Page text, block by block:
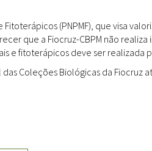
Educação & Arte
Sites
(PNPMF), que visa
que a Fiocruz-CBPM não
e fitoterápicos deve ser realizada
Coleções Biológicas da Fiocruz